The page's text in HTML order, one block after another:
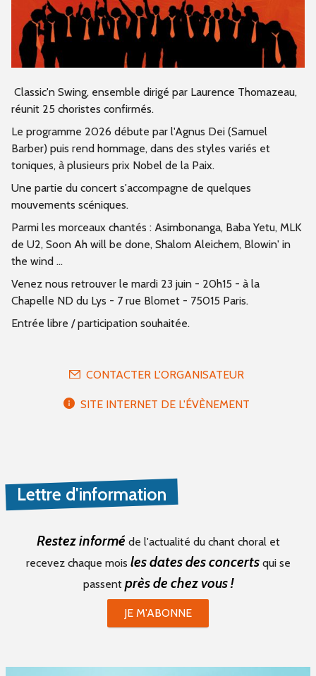
Classic'n Swing, ensemble dirigé par Laurence Thomazeau,
réunit 25 choristes confirmés.
Le programme 2026 débute par l'Agnus Dei (Samuel
Barber) puis rend hommage, dans des styles variés et
toniques, à plusieurs prix Nobel de la Paix.
Une partie du concert s'accompagne de quelques
mouvements scéniques.
Parmi les morceaux chantés : Asimbonanga, Baba Yetu, MLK
de U2, Soon Ah will be done, Shalom Aleichem, Blowin' in
the wind ...
Venez nous retrouver le mardi 23 juin - 20h15 - à la
Chapelle ND du Lys - 7 rue Blomet - 75015 Paris.
Entrée libre / participation souhaitée.
CONTACTER L'ORGANISATEUR
SITE INTERNET DE L'ÉVÈNEMENT
Lettre d'information
Restez informé de l'actualité du chant choral et
recevez chaque mois les dates des concertsqui se
passent près de chez vous !
JE M'ABONNE